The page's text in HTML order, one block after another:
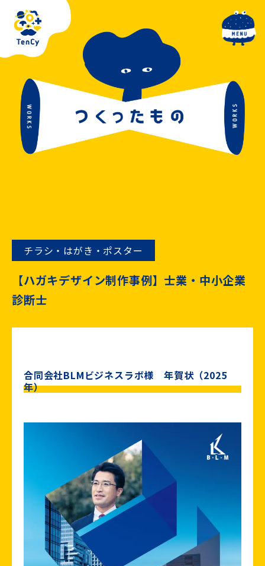
toggle
チラシ・はがき・ポスター
【ハガキデザイン制作事例】士業・中小企業
診断士
合同会社BLMビジネスラボ様 年賀状（2025
年）